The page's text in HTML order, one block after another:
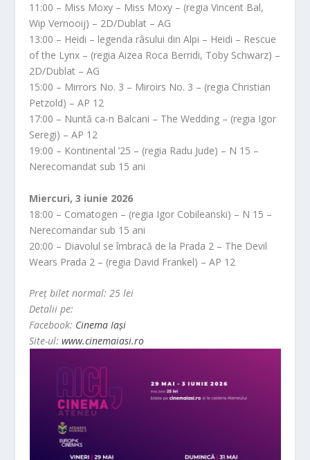
11:00 – Miss Moxy – Miss Moxy – (regia Vincent Bal,
Wip Vernooij) – 2D/Dublat – AG
13:00 – Heidi – legenda râsului din Alpi – Heidi – Rescue
of the Lynx – (regia Aizea Roca Berridi, Toby Schwarz) –
2D/Dublat – AG
15:00 – Mirrors No. 3 – Miroirs No. 3 – (regia Christian
Petzold) – AP 12
17:00 – Nuntă ca-n Balcani – The Wedding – (regia Igor
Seregi) – AP 12
19:00 – Kontinental ’25 – (regia Radu Jude) – N 15 –
Nerecomandat sub 15 ani
Miercuri, 3 iunie 2026
18:00 – Comatogen – (regia Igor Cobileanski) – N 15 –
Nerecomandar sub 15 ani
20:00 – Diavolul se îmbracă de la Prada 2 – The Devil
Wears Prada 2 – (regia David Frankel) – AP 12
Preț bilet normal: 25 lei
Detalii pe:
Facebook: Cinema Iași
Site-ul:www.cinemaiasi.ro